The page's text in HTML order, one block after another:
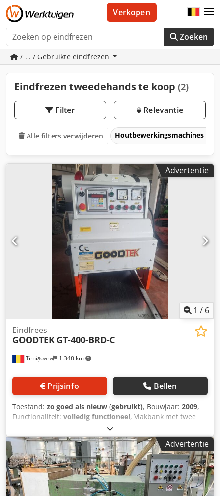
Zoeken
Verkopen
/ ... / Gebruikte eindfrezen
Eindfrezen tweedehands te koop (2)
Filter Relevantie
Alle filters verwijderen Houtbewerkingsmachines
Advertentie
1 / 6
Timișoara 1.348 km
Eindfrees
GOODTEK GT-400-BRD-C
Prijsinfo Bellen
Toestand: zo goed als nieuw (gebruikt), Bouwjaar: 2009,
Functionaliteit: volledig functioneel, Vlakbank met twee
frezen, onder en boven. Dkedpfx Absufr H Ajler
Advertentie